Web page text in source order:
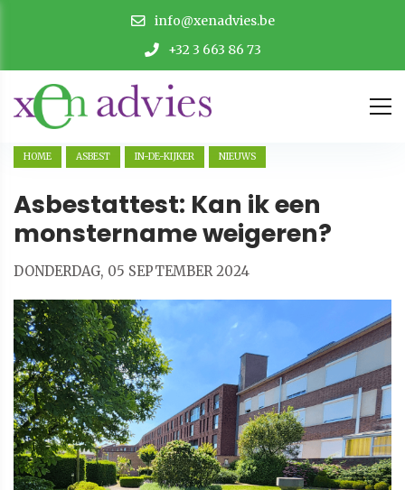
info@xenadvies.be
+32 3 663 86 73
HOME ASBEST IN-DE-KIJKER NIEUWS
Asbestattest: Kan ik een
monstername weigeren?
DONDERDAG, 05 SEPTEMBER 2024